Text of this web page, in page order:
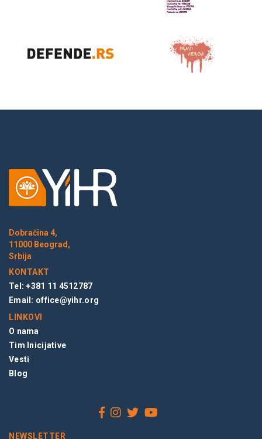
Dobračina 4,
11000 Beograd,
Srbija
KONTAKT
Tel: +381 11 4512787
Email: office@yihr.org
LINKOVI
O nama
Tim Inicijative
Vesti
Blog
NEWSLETTER